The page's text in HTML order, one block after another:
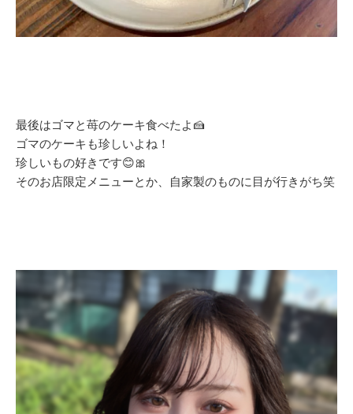
最後はゴマと苺のケーキ食べたよ🍰
ゴマのケーキも珍しいよね！
珍しいもの好きです😊🎀
そのお店限定メニューとか、自家製のものに目が行きがち笑